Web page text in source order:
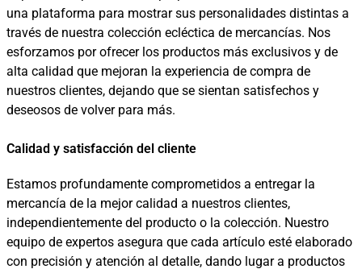
una plataforma para mostrar sus personalidades distintas a
través de nuestra colección ecléctica de mercancías. Nos
esforzamos por ofrecer los productos más exclusivos y de
alta calidad que mejoran la experiencia de compra de
nuestros clientes, dejando que se sientan satisfechos y
deseosos de volver para más.
Calidad y satisfacción del cliente
Estamos profundamente comprometidos a entregar la
mercancía de la mejor calidad a nuestros clientes,
independientemente del producto o la colección. Nuestro
equipo de expertos asegura que cada artículo esté elaborado
con precisión y atención al detalle, dando lugar a productos